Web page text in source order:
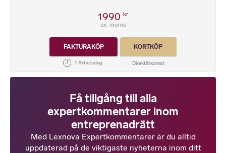
1990 kr
ex. moms
FAKTURAKÖP KORTKÖP
Få tillgång till alla
expertkommentarer inom
entreprenadrätt
Med Lexnova Expertkommentarer är du alltid
uppdaterad på de viktigaste nyheterna inom ditt